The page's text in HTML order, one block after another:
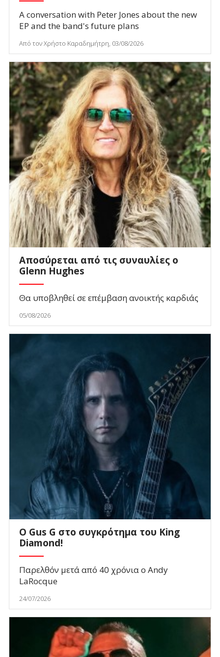
A conversation with Peter Jones about the new
EP and the band's future plans
Από τον Χρήστο Καραδημήτρη, 03/08/2026
Αποσύρεται από τις συναυλίες ο
Glenn Hughes
Θα υποβληθεί σε επέμβαση ανοικτής καρδιάς
05/08/2026
O Gus G στο συγκρότημα του King
Diamond!
Παρελθόν μετά από 40 χρόνια ο Andy
LaRocque
24/07/2026